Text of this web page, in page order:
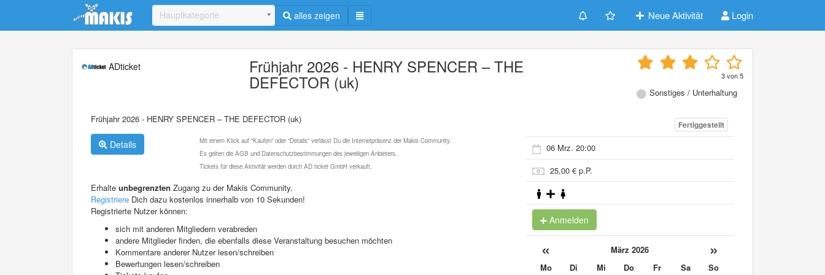
Update cookies preferences
Hauptkategorie alles zeigen Neue Aktivität Login
ADticket Frühjahr 2026 - HENRY SPENCER – THE
DEFECTOR (uk) 3von5
Sonstiges / Unterhaltung
Frühjahr 2026 - HENRY SPENCER – THE DEFECTOR (uk)
Details
Mit einem Klick auf "Kaufen" oder "Details" verlässt Du die Internetpräsenz der Makis Community.
Es gelten die AGB und Datenschutzbestimmungen des jeweiligen Anbieters.
Tickets für diese Aktivität werden durch AD ticket GmbH verkauft.
Erhalte unbegrenzten Zugang zu der Makis Community.
Registriere Dich dazu kostenlos innerhalb von 10 Sekunden!
Registrierte Nutzer können:
sich mit anderen Mitgliedern verabreden
andere Mitglieder finden, die ebenfalls diese Veranstaltung besuchen möchten
Kommentare anderer Nutzer lesen/schreiben
Bewertungen lesen/schreiben
Fertiggestellt
06 Mrz. 20:00
25,00 € p.P.
Anmelden
« März 2026 »
Mo Di Mi Do Fr Sa
So